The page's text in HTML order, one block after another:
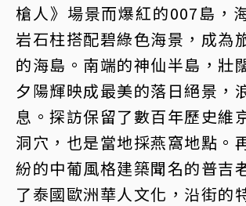
槍人》場景而爆紅的007島，
岩石柱搭配碧綠色海景，成為
的海島。南端的神仙半島，壯
夕陽輝映成最美的落日絕景，
息。探訪保留了數百年歷史維
洞穴，也是當地採燕窩地點。
紛的中葡風格建築聞名的普吉
了泰國歐洲華人文化，沿街的